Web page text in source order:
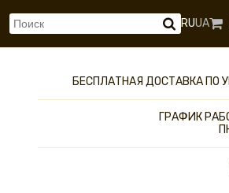
RUUA
БЕСПЛАТНАЯ ДОСТАВКА ПО
ГРАФИК